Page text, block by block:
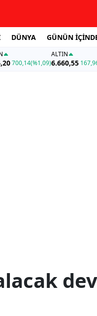
DÜNYA GÜNÜN
700,14(%1,09)
ALTIN
6.660,55